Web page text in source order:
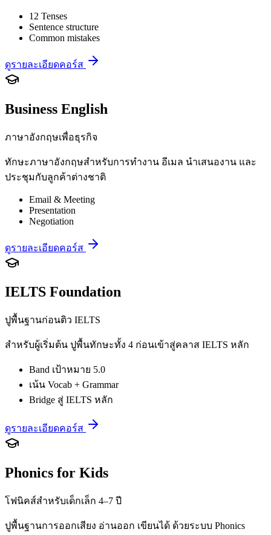
12 Tenses
Sentence structure
Common mistakes
ดูรายละเอียดคอร์ส
Business English
ภาษาอังกฤษเพื่อธุรกิจ
ทักษะภาษาอังกฤษสำหรับการทำงาน อีเมล นำเสนองาน และ
ประชุมกับลูกค้าต่างชาติ
Email & Meeting
Presentation
Negotiation
ดูรายละเอียดคอร์ส
IELTS Foundation
ปูพื้นฐานก่อนติว IELTS
สำหรับผู้เริ่มต้น ปูพื้นทักษะทั้ง 4 ก่อนเข้าสู่คลาส IELTS หลัก
Band เป้าหมาย 5.0
เน้น Vocab + Grammar
Bridge สู่ IELTS หลัก
ดูรายละเอียดคอร์ส
Phonics for Kids
โฟนิคส์สำหรับเด็กเล็ก 4–7 ปี
ปูพื้นฐานการออกเสียง อ่านออก เขียนได้ ด้วยระบบ Phonics